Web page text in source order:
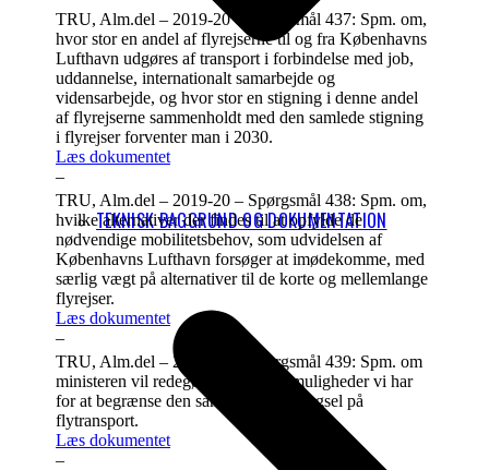
TEKNISK BAGGRUND OG DOKUMENTATION
TRU, Alm.del – 2019-20 – Spørgsmål 437: Spm. om,
hvor stor en andel af flyrejserne til og fra Københavns
Lufthavn udgøres af transport i forbindelse med job,
uddannelse, internationalt samarbejde og
vidensarbejde, og hvor stor en stigning i denne andel
af flyrejserne sammenholdt med den samlede stigning
i flyrejser forventer man i 2030.
Læs dokumentet
–
TRU, Alm.del – 2019-20 – Spørgsmål 438: Spm. om,
hvilke alternativer der findes til at opfylde de
nødvendige mobilitetsbehov, som udvidelsen af
Københavns Lufthavn forsøger at imødekomme, med
særlig vægt på alternativer til de korte og mellemlange
flyrejser.
Læs dokumentet
–
TRU, Alm.del – 2019-20 – Spørgsmål 439: Spm. om
ministeren vil redegøre for, hvilke muligheder vi har
for at begrænse den samlede efterspørgsel på
flytransport.
Læs dokumentet
–